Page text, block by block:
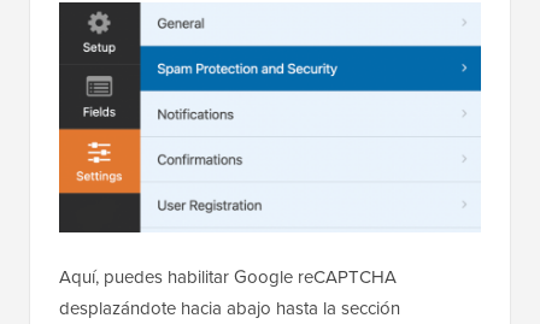
Aquí, puedes habilitar Google reCAPTCHA
desplazándote hacia abajo hasta la sección